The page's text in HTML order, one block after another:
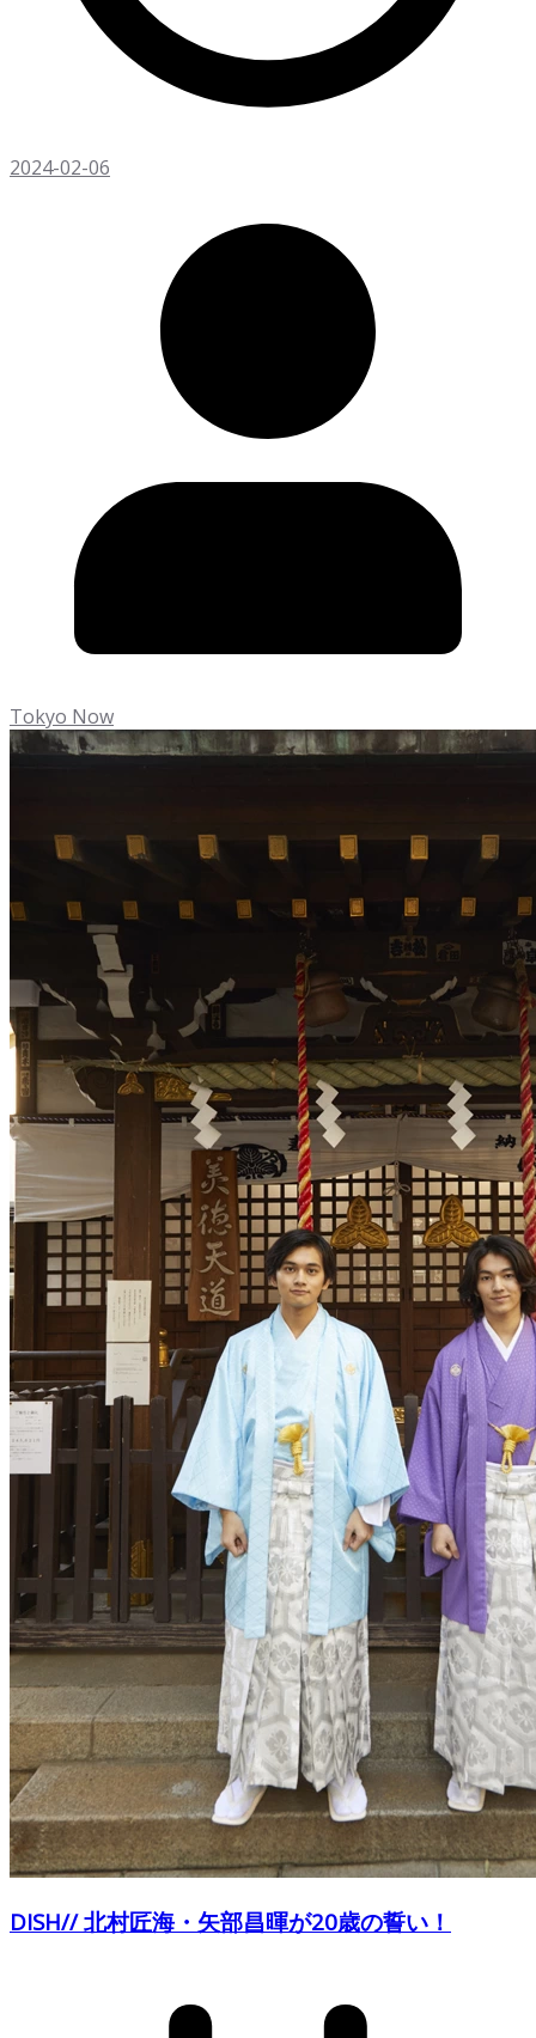
2024-02-06
Tokyo Now
DISH// 北村匠海・矢部昌暉が20歳の誓い！